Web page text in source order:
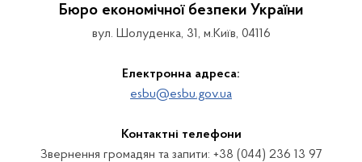
Бюро економічної безпеки України
вул. Шолуденка, 31, м.Київ, 04116
Електронна адреса:
esbu@esbu.gov.ua
Контактні телефони
Звернення громадян та запити: +38 (044) 236 13 97